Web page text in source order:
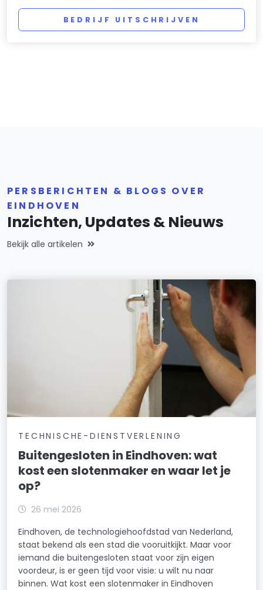
BEDRIJF UITSCHRIJVEN
PERSBERICHTEN & BLOGS OVER
EINDHOVEN
Inzichten, Updates & Nieuws
Bekijk alle artikelen
TECHNISCHE-DIENSTVERLENING
Buitengesloten in Eindhoven: wat
kost een slotenmaker en waar let je
op?
26 mei 2026
Eindhoven, de technologiehoofdstad van Nederland,
staat bekend als een stad die vooruitkijkt. Maar voor
iemand die buitengesloten staat voor zijn eigen
voordeur, is er geen tijd voor visie: u wilt nu naar
binnen. Wat kost een slotenmaker in Eindhoven